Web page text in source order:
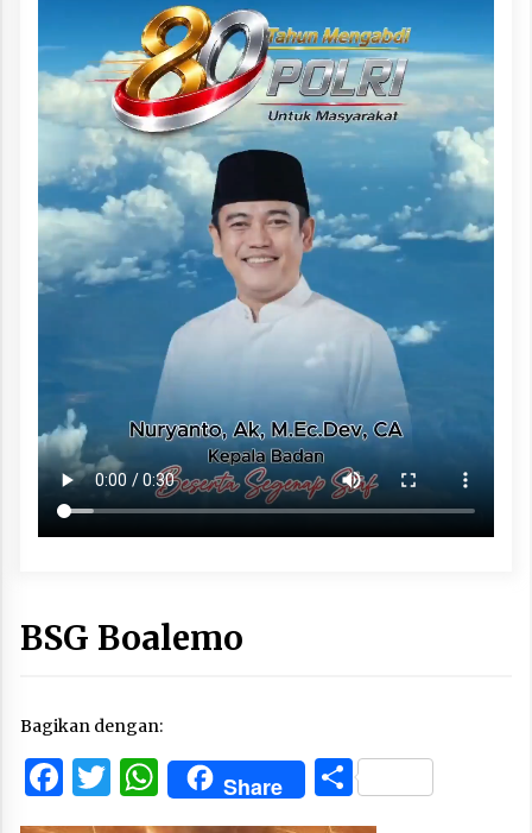
BSG Boalemo
Bagikan dengan:
Facebook
Twitter
WhatsApp
Share Share